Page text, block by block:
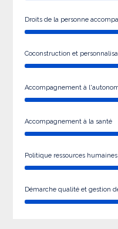
Droits de la personne
Coconstruction et
Accompagnement à
Accompagnement à la santé
Politique ressources humaines
Démarche qualité et gestion